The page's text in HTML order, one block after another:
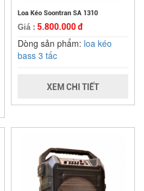
Loa Kéo Soontran SA 1310
Giá : 5.800.000 đ
Dòng sản phẩm: loa kéo
bass 3 tấc
XEM CHI TIẾT